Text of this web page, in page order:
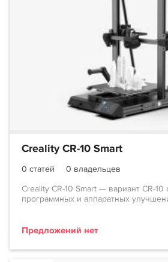
Creality CR-10 Smart
0 статей
0 владельцев
Creality CR-10 Smart — вариант CR-10
программных и аппаратных
Предложений нет